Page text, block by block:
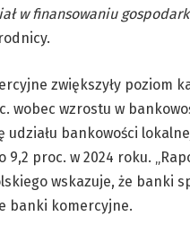
w finansowaniu
zwiększyły poziom
wobec wzrostu w
bankowości
9,2 proc. w 2024 roku.
wskazuje, że banki
banki komercyjne.